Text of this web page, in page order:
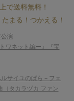
で送料無料！
まる！つかえる！
演
ワネット編ー』『宝
サイユのばら－フェ
（タカラヅカ ファン